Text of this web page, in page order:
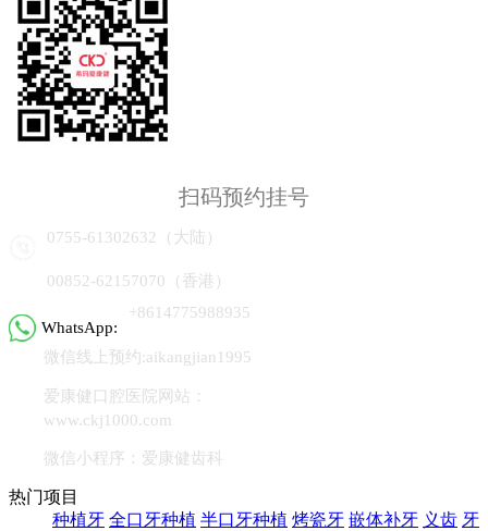
扫码预约挂号
0755-61302632（大陆）
00852-62157070（香港）
WhatsApp:
+8614775988935
微信线上预约:aikangjian1995
爱康健口腔医院网站：
www.ckj1000.com
微信小程序：爱康健齿科
热门项目
种植牙 全口牙种植 半口牙种植 烤瓷牙 嵌体补牙 义齿 牙